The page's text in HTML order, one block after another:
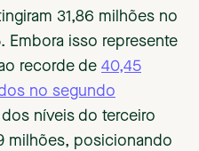
31,86 milhões no
Embora isso represente
recorde de 40,45
no segundo
dos níveis do terceiro
milhões, posicionando